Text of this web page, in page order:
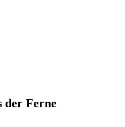
der Ferne